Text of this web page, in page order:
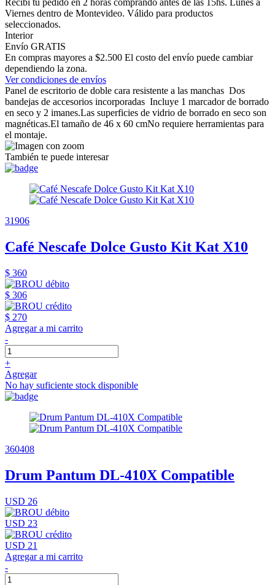
Viernes dentro de Montevideo. Válido para productos
seleccionados.
Interior
Envío GRATIS
En compras mayores a $2.500 El costo del envío puede cambiar
dependiendo la zona.
Ver condiciones de envíos
Panel de escritorio de doble cara resistente a las manchas Dos
bandejas de accesorios incorporadas Incluye 1 marcador de borrado
en seco y 2 imanes.Las superficies de vidrio de borrado en seco son
magnéticas.El tamaño de 46 x 60 cmNo requiere herramientas para
el montaje.
También te puede interesar
31906
Café Nescafe Dolce Gusto Kit Kat X10
$ 360
$ 306
$ 270
Agregar a mi carrito
-
+
Agregar
No hay suficiente stock disponible
360408
Drum Pantum DL-410X Compatible
USD 26
USD 23
USD 21
Agregar a mi carrito
-